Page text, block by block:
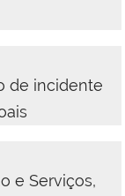
de incidente
e Serviços,